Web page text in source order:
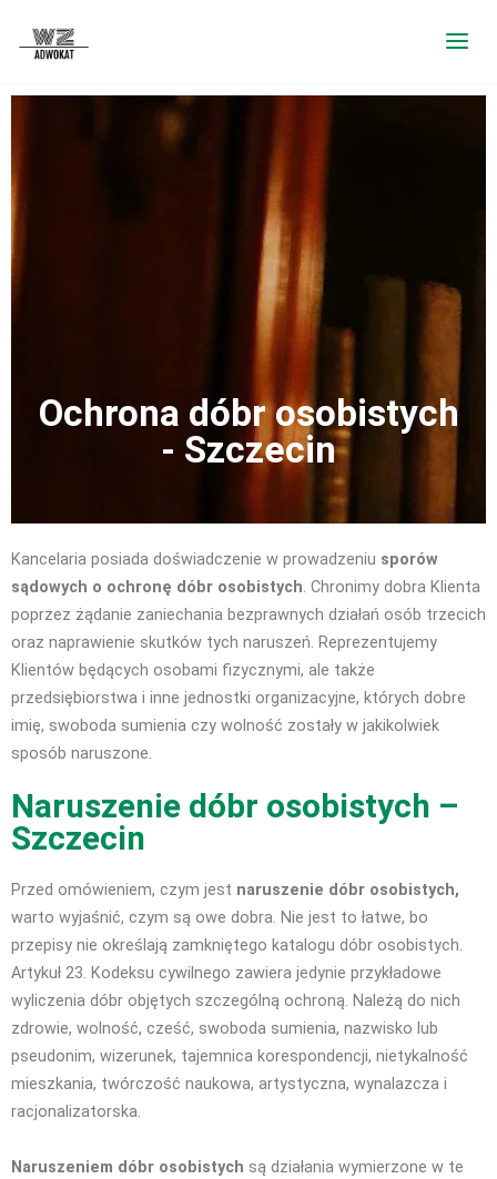
Ochrona dóbr osobistych
- Szczecin
Kancelaria posiada doświadczenie w prowadzeniu sporów
sądowych o ochronę dóbr osobistych. Chronimy dobra Klienta
poprzez żądanie zaniechania bezprawnych działań osób trzecich
oraz naprawienie skutków tych naruszeń. Reprezentujemy
Klientów będących osobami fizycznymi, ale także
przedsiębiorstwa i inne jednostki organizacyjne, których dobre
imię, swoboda sumienia czy wolność zostały w jakikolwiek
sposób naruszone.
Naruszenie dóbr osobistych –
Szczecin
Przed omówieniem, czym jest naruszenie dóbr osobistych,
warto wyjaśnić, czym są owe dobra. Nie jest to łatwe, bo
przepisy nie określają zamkniętego katalogu dóbr osobistych.
Artykuł 23. Kodeksu cywilnego zawiera jedynie przykładowe
wyliczenia dóbr objętych szczególną ochroną. Należą do nich
zdrowie, wolność, cześć, swoboda sumienia, nazwisko lub
pseudonim, wizerunek, tajemnica korespondencji, nietykalność
mieszkania, twórczość naukowa, artystyczna, wynalazcza i
racjonalizatorska.
Naruszeniem dóbr osobistych są działania wymierzone w te